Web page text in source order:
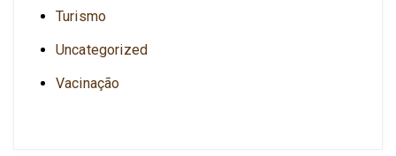
Turismo
Uncategorized
Vacinação